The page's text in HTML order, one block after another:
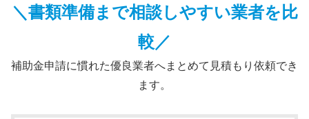
＼書類準備まで相談しやすい業者を比
較／
補助金申請に慣れた優良業者へまとめて見積もり依頼でき
ます。